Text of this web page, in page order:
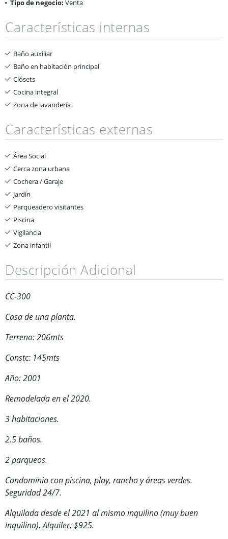
Tipo de negocio: Venta
Características internas
Baño auxiliar
Baño en habitación principal
Clósets
Cocina integral
Zona de lavandería
Características externas
Área Social
Cerca zona urbana
Cochera / Garaje
Jardín
Parqueadero visitantes
Piscina
Vigilancia
Zona infantil
Descripción Adicional
CC-300
Casa de una planta.
Terreno: 206mts
Constc: 145mts
Año: 2001
Remodelada en el 2020.
3 habitaciones.
2.5 baños.
2 parqueos.
Condominio con piscina, play, rancho y áreas verdes.
Seguridad 24/7.
Alquilada desde el 2021 al mismo inquilino (muy buen
inquilino). Alquiler: $925.